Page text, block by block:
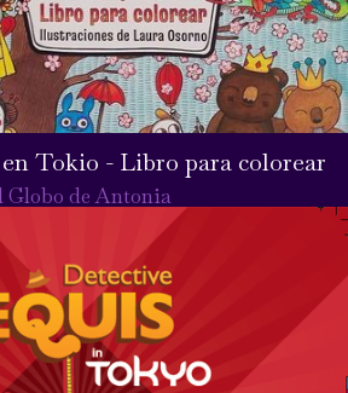
Tokio - Libro para colorear
Globo de Antonia